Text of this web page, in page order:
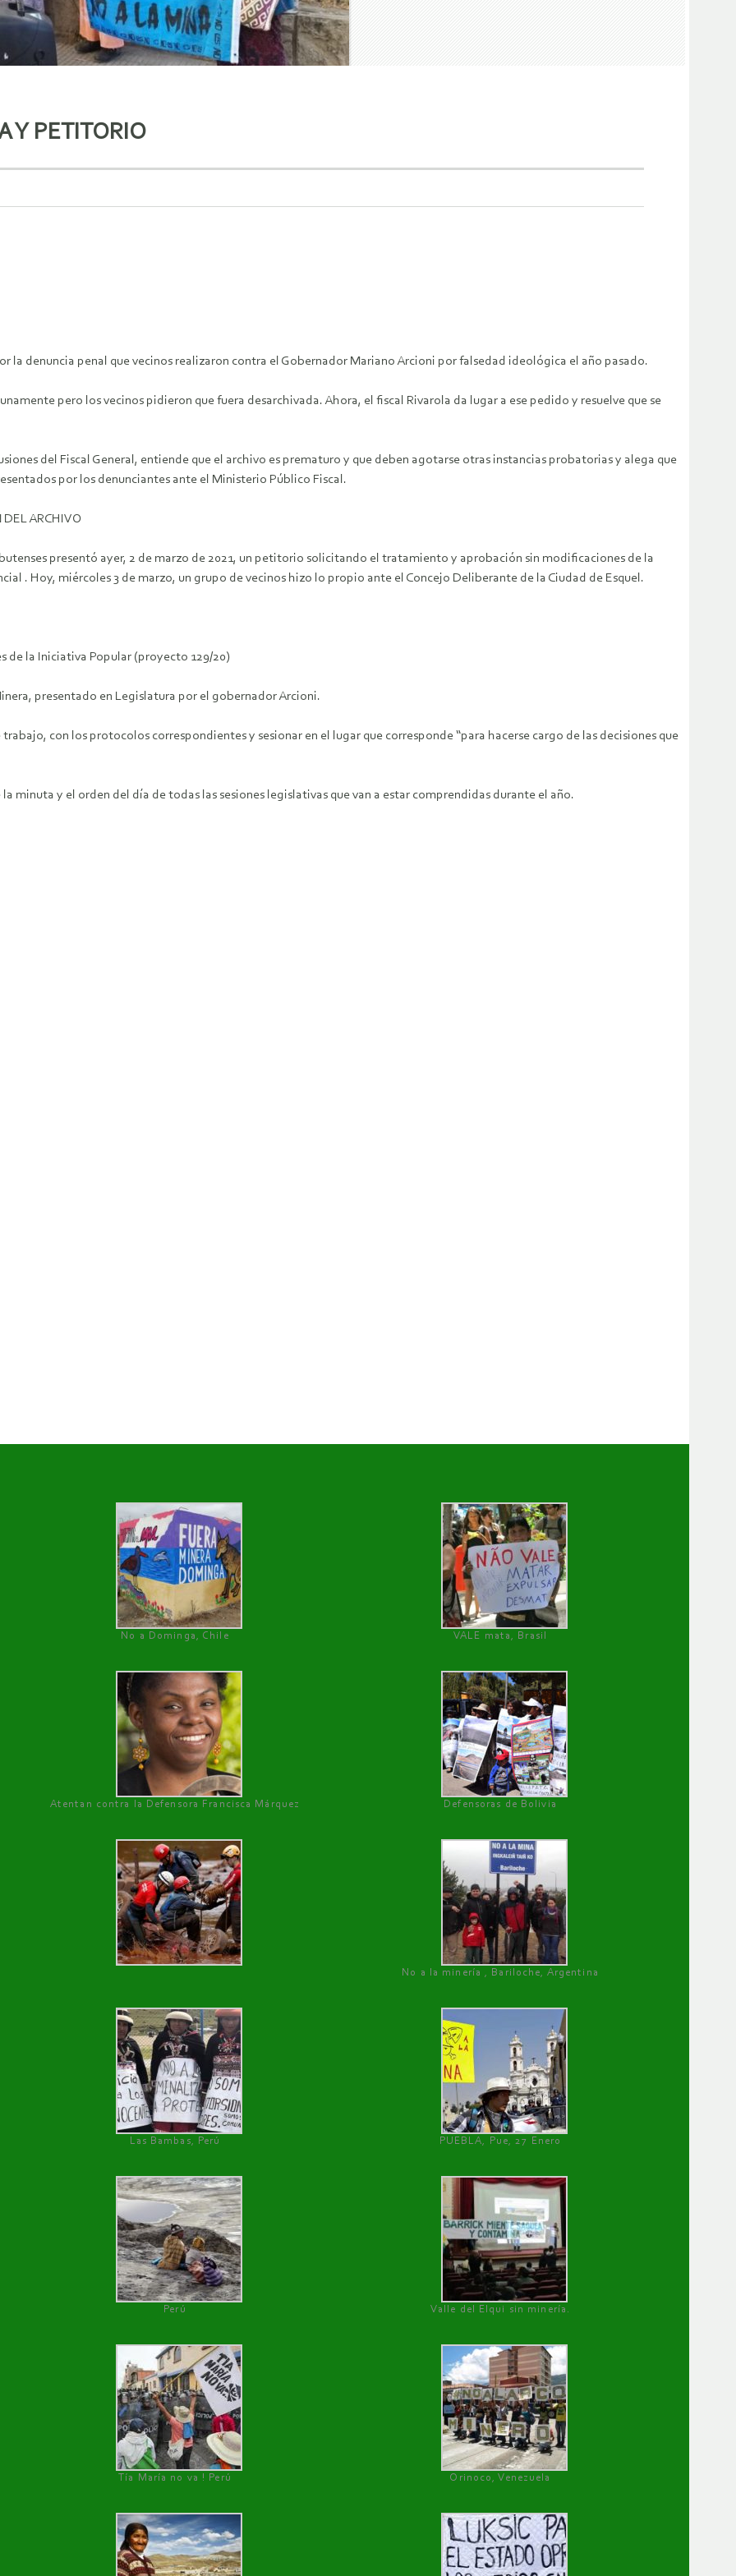
Y PETITORIO
la denuncia penal que vecinos realizaron contra el Gobernador Mariano Arcioni por falsedad ideológica el año pasado.
pero los vecinos pidieron que fuera desarchivada. Ahora, el fiscal Rivarola da lugar a ese pedido y resuelve que se
del Fiscal General, entiende que el archivo es prematuro y que deben agotarse otras instancias probatorias y alega que
por los denunciantes ante el Ministerio Público Fiscal.
ARCHIVO
presentó ayer, 2 de marzo de 2021, un petitorio solicitando el tratamiento y aprobación sin modificaciones de la
. Hoy, miércoles 3 de marzo, un grupo de vecinos hizo lo propio ante el Concejo Deliberante de la Ciudad de Esquel.
de la Iniciativa Popular (proyecto 129/20)
presentado en Legislatura por el gobernador Arcioni.
con los protocolos correspondientes y sesionar en el lugar que corresponde “para hacerse cargo de las decisiones que
minuta y el orden del día de todas las sesiones legislativas que van a estar comprendidas durante el año.
No a Dominga, Chile
VALE mata, Brasil
Atentan contra la Defensora Francisca Márquez Defensoras de Bolivia
No a la minería , Bariloche, Argentina
Las Bambas, Perú PUEBLA, Pue, 27 Enero
Perú Valle del Elqui sin minería.
Tía María no va ! Perú Orinoco, Venezuela